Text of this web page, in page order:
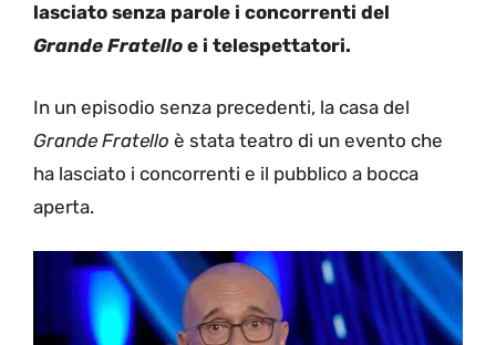
lasciato senza parole i concorrenti del
Grande Fratello e i telespettatori.
In un episodio senza precedenti, la casa del
Grande Fratello è stata teatro di un evento che
ha lasciato i concorrenti e il pubblico a bocca
aperta.